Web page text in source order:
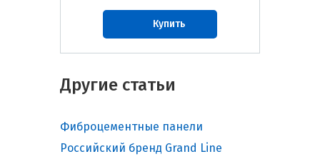
Купить
Другие статьи
Фиброцементные панели
Российский бренд Grand Line